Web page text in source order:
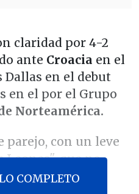
claridad por 4-2
ante Croacia en el
Dallas en el debut
en el por el Grupo
Norteamérica.
con un leve
que no
hasta el
COMPLETO